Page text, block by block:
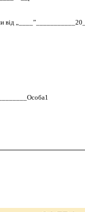
від